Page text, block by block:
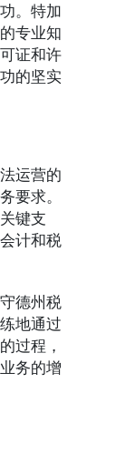
。特加
专业知
证和许
的坚实
运营的
要求。
键支
计和税
德州税
地通过
过程，
务的增